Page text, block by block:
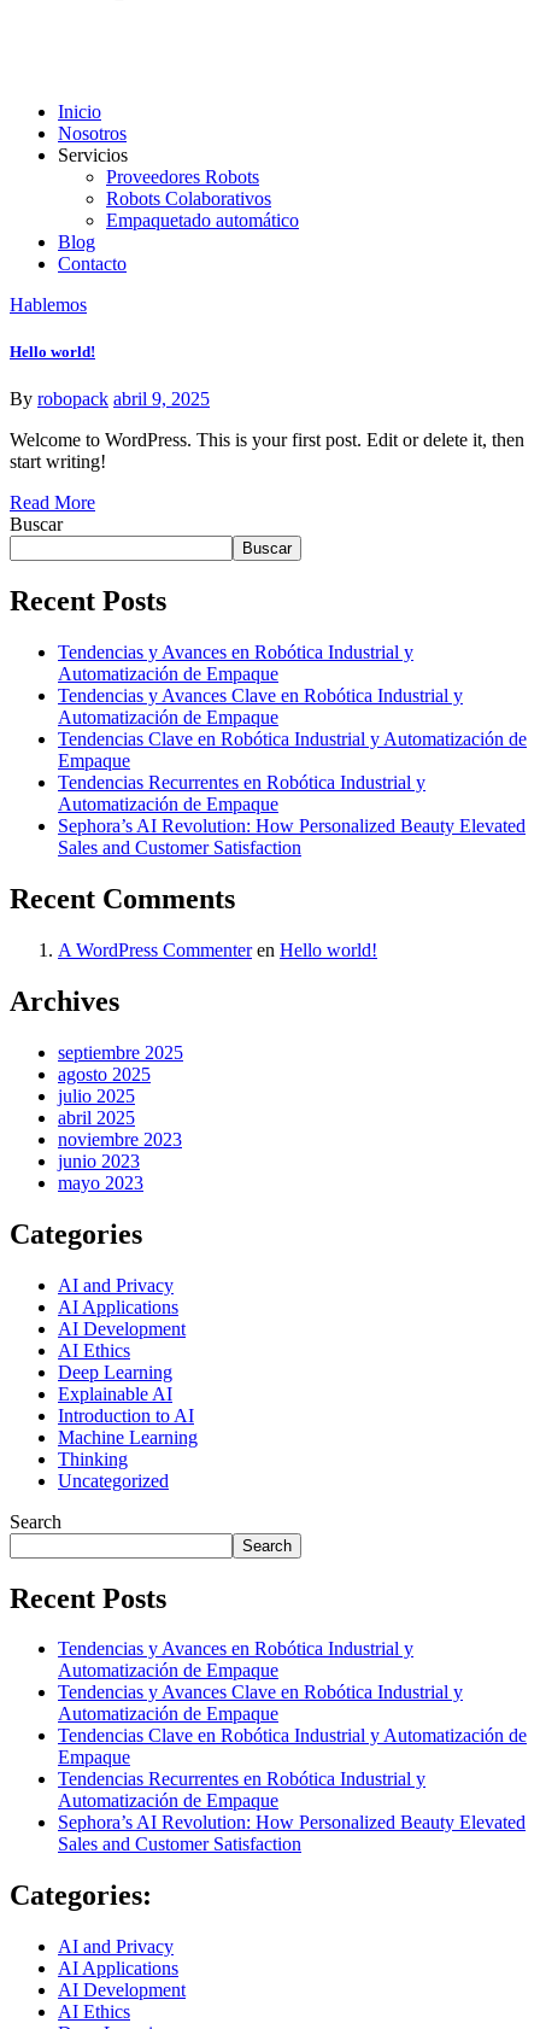
Inicio
Nosotros
Servicios
Proveedores Robots
Robots Colaborativos
Empaquetado automático
Blog
Contacto
Hablemos
Hello world!
By robopack abril 9, 2025
Welcome to WordPress. This is your first post. Edit or delete it, then
start writing!
Read More
Buscar
Buscar
Recent Posts
Tendencias y Avances en Robótica Industrial y
Automatización de Empaque
Tendencias y Avances Clave en Robótica Industrial y
Automatización de Empaque
Tendencias Clave en Robótica Industrial y Automatización de
Empaque
Tendencias Recurrentes en Robótica Industrial y
Automatización de Empaque
Sephora’s AI Revolution: How Personalized Beauty Elevated
Sales and Customer Satisfaction
Recent Comments
A WordPress Commenteren Hello world!
Archives
septiembre 2025
agosto 2025
julio 2025
abril 2025
noviembre 2023
junio 2023
mayo 2023
Categories
AI and Privacy
AI Applications
AI Development
AI Ethics
Deep Learning
Explainable AI
Introduction to AI
Machine Learning
Thinking
Uncategorized
Search
Search
Recent Posts
Tendencias y Avances en Robótica Industrial y
Automatización de Empaque
Tendencias y Avances Clave en Robótica Industrial y
Automatización de Empaque
Tendencias Clave en Robótica Industrial y Automatización de
Empaque
Tendencias Recurrentes en Robótica Industrial y
Automatización de Empaque
Sephora’s AI Revolution: How Personalized Beauty Elevated
Sales and Customer Satisfaction
Categories:
AI and Privacy
AI Applications
AI Development
AI Ethics